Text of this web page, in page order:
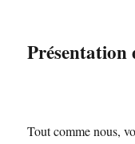
Tout comme nous,